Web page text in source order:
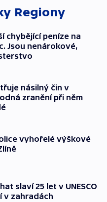
Regiony
chybějící peníze na
Jsou nenárokové,
násilný čin v
zranění při něm
vyhořelé výškové
slaví 25 let v UNESCO
v zahradách